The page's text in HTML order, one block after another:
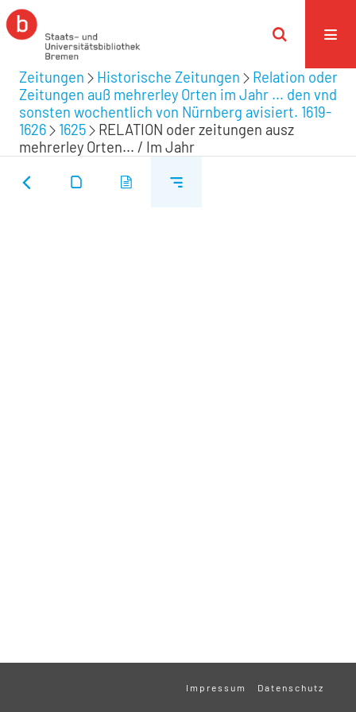
Zeitungen Historische Zeitungen
Relation oder
Zeitungen auß mehrerley Orten im Jahr ... den vnd
sonsten wochentlich von Nürnberg avisiert. 1619-
1626
1625
RELATION oder zeitungen ausz
mehrerley Orten... / Im Jahr
Impressum Datenschutz